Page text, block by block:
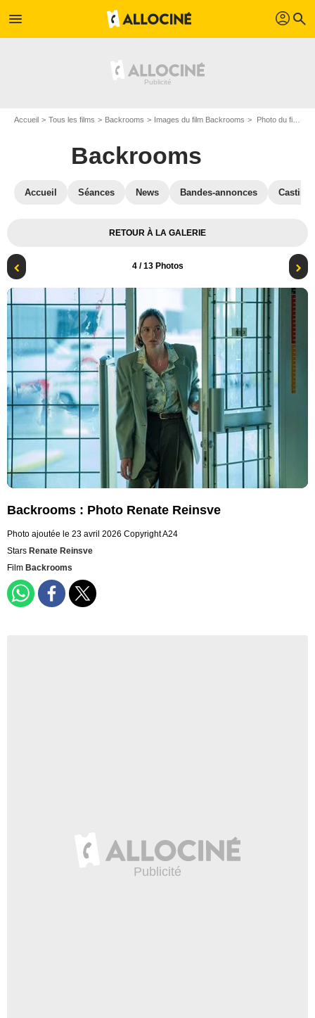
menu profil search
Accueil Tous les films Backrooms Images du film Backrooms Photo du film Backrooms - Photo 4
Backrooms
Accueil Séances News Bandes-annonces Casting
RETOUR À LA GALERIE
4/ 13 Photos
Backrooms : Photo Renate Reinsve
Photo ajoutée le 23 avril 2026 Copyright A24
Stars Renate Reinsve
Film Backrooms